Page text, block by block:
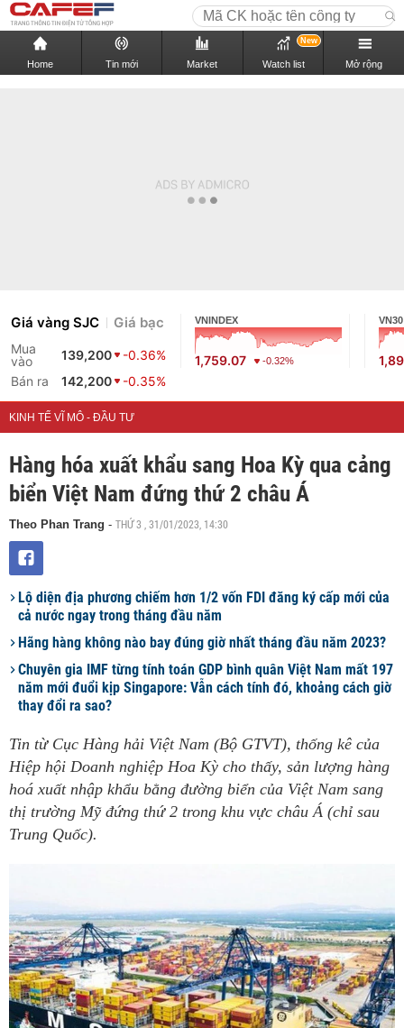
Home Tin mới Market Watch list
New
Mở rộng
Giá vàng SJC Giá bạc
Mua
vào
139,200
-0.36%
Bán ra
142,200 -0.35%
VNINDEX
1,759.07 -0.32%
VN30
KINH TẾ VĨ MÔ - ĐẦU TƯ
Hàng hóa xuất khẩu sang Hoa Kỳ qua cảng
biển Việt Nam đứng thứ 2 châu Á
Theo Phan Trang - THỨ 3 , 31/01/2023, 14:30
Lộ diện địa phương chiếm hơn 1/2 vốn FDI đăng ký cấp mới của
cả nước ngay trong tháng đầu năm
Hãng hàng không nào bay đúng giờ nhất tháng đầu năm 2023?
Chuyên gia IMF từng tính toán GDP bình quân Việt Nam mất 197
năm mới đuổi kịp Singapore: Vẫn cách tính đó, khoảng cách giờ
thay đổi ra sao?
Tin từ Cục Hàng hải Việt Nam (Bộ GTVT), thống kê của
Hiệp hội Doanh nghiệp Hoa Kỳ cho thấy, sản lượng hàng
hoá xuất nhập khẩu bằng đường biển của Việt Nam sang
thị trường Mỹ đứng thứ 2 trong khu vực châu Á (chỉ sau
Trung Quốc).